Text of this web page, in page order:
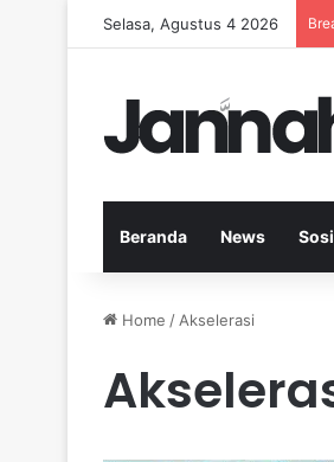
Selasa, Agustus 4 2026
Beranda News
Home / Akselerasi